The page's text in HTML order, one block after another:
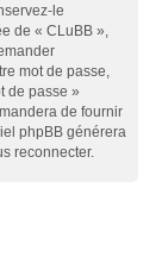
le
de « CLuBB »,
mot de passe,
de passe »
de fournir
phpBB générera
reconnecter.